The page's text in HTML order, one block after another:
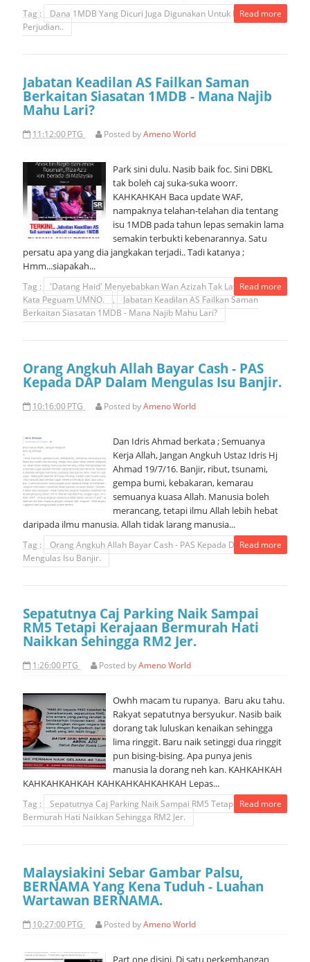
Tag :
Dana 1MDB Yang Dicuri Juga Digunakan Untuk Biayai Aktiviti
Perjudian..
Read more
Jabatan Keadilan AS Failkan Saman
Berkaitan Siasatan 1MDB - Mana Najib
Mahu Lari?
11:12:00 PTG Posted byAmeno World
Park sini dulu. Nasib baik foc. Sini DBKL
tak boleh caj suka-suka woorr.
KAHKAHKAH Baca update WAF,
nampaknya telahan-telahan dia tentang
isu 1MDB pada tahun lepas semakin lama
semakin terbukti kebenarannya. Satu
persatu apa yang dia jangkakan terjadi.. Tadi katanya ;
Hmm...siapakah...
Tag :
'Datang Haid' Menyebabkan Wan Azizah Tak Layak Jadi MB
Kata Peguam UMNO. , Jabatan Keadilan AS Failkan Saman
Berkaitan Siasatan 1MDB - Mana Najib Mahu Lari?
Read more
Orang Angkuh Allah Bayar Cash - PAS
Kepada DAP Dalam Mengulas Isu Banjir.
10:16:00 PTG Posted byAmeno World
Dan Idris Ahmad berkata ; Semuanya
Kerja Allah, Jangan Angkuh Ustaz Idris Hj
Ahmad 19/7/16. Banjir, ribut, tsunami,
gempa bumi, kebakaran, kemarau
semuanya kuasa Allah. Manusia boleh
merancang, tetapi ilmu Allah lebih hebat
daripada ilmu manusia. Allah tidak larang manusia...
Tag :
Orang Angkuh Allah Bayar Cash - PAS Kepada DAP Dalam
Mengulas Isu Banjir.
Read more
Sepatutnya Caj Parking Naik Sampai
RM5 Tetapi Kerajaan Bermurah Hati
Naikkan Sehingga RM2 Jer.
1:26:00 PTG Posted byAmeno World
Owhh macam tu rupanya. Baru aku tahu.
Rakyat sepatutnya bersyukur. Nasib baik
dorang tak luluskan kenaikan sehingga
lima ringgit. Baru naik setinggi dua ringgit
pun bising-bising. Apa punya jenis
manusia la dorang neh kan. KAHKAHKAH
KAHKAHKAHKAH KAHKAHKAHKAHKAH Lepas...
Tag :
Sepatutnya Caj Parking Naik Sampai RM5 Tetapi Kerajaan
Bermurah Hati Naikkan Sehingga RM2 Jer.
Read more
Malaysiakini Sebar Gambar Palsu,
BERNAMA Yang Kena Tuduh - Luahan
Wartawan BERNAMA.
10:27:00 PTG Posted byAmeno World
Part one disini. Di satu perkembangan